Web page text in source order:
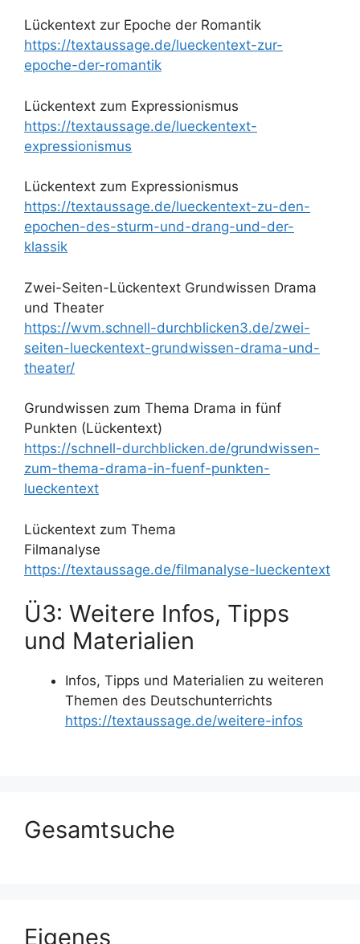
Lückentext zur Epoche der Romantik
https://textaussage.de/lueckentext-zur-
epoche-der-romantik
Lückentext zum Expressionismus
https://textaussage.de/lueckentext-
expressionismus
Lückentext zum Expressionismus
https://textaussage.de/lueckentext-zu-den-
epochen-des-sturm-und-drang-und-der-
klassik
Zwei-Seiten-Lückentext Grundwissen Drama
und Theater
https://wvm.schnell-durchblicken3.de/zwei-
seiten-lueckentext-grundwissen-drama-und-
theater/
Grundwissen zum Thema Drama in fünf
Punkten (Lückentext)
https://schnell-durchblicken.de/grundwissen-
zum-thema-drama-in-fuenf-punkten-
lueckentext
Lückentext zum Thema
Filmanalyse
https://textaussage.de/filmanalyse-lueckentext
Ü3: Weitere Infos, Tipps
und Materialien
Infos, Tipps und Materialien zu weiteren
Themen des Deutschunterrichts
https://textaussage.de/weitere-infos
Gesamtsuche
Eigenes